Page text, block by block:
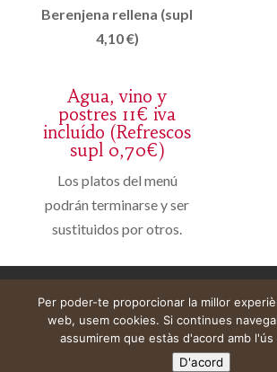
Berenjena rellena (supl
4,10 €)
Agua, vino y
postres 11€ iva
incluído (Refrescos
supl 0,70€)
Los platos del menú
podrán terminarse y ser
sustituidos por otros.
Web construïda per
Per poder-te proporcionar la millor
web, usem cookies. Si continues
assumirem que estàs d'acord amb
D'acord